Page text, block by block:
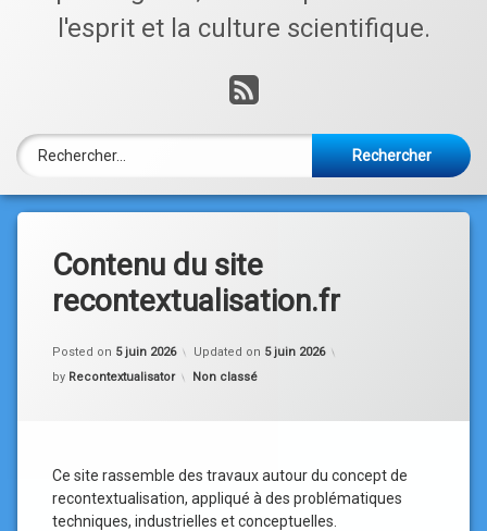
l'esprit et la culture scientifique.
RSS
Rechercher :
Contenu du site
recontextualisation.fr
Posted on 5 juin 2026 Updated on 5 juin 2026
by Recontextualisator Categories:
Non classé
Ce site rassemble des travaux autour du concept de
recontextualisation, appliqué à des problématiques
techniques, industrielles et conceptuelles.